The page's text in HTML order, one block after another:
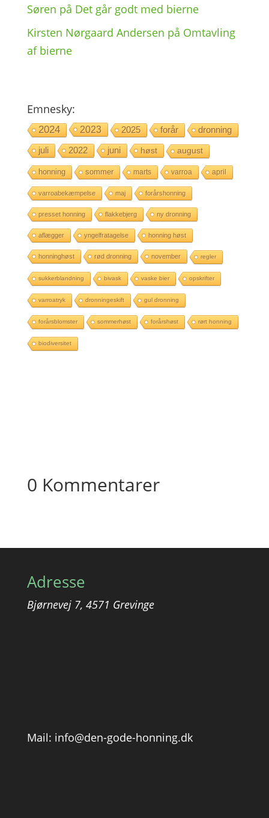
Søren på Det går godt med bierne
Kirsten Nørgaard Andersen på Omtav­ling
af bierne
Emne­sky:
2024 2023 2025 forår dronning
juli 2022 juni høst august
honning sommer marts varroa april
varroabekæmpelse maj forårshonning
presset honning flakkebjerg ny dronning
aflægger yngelfratagelse honning høst
honninghøst rød dronning november regler
sukkerblandning bivask vaske bier opskrifter
varroatryk dronningeskift gul dronning
forårsblomster sommerhøst forårshøst rørt honning
biodiversitet
0 Kommentarer
Adresse
Bjørnevej 7, 4571 Grevinge
Mail: info@den-gode-honning.dk